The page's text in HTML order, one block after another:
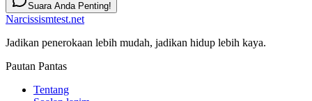
Suara Anda Penting!
Narcissismtest.net
Jadikan penerokaan lebih mudah, jadikan hidup lebih kaya.
Pautan Pantas
Tentang